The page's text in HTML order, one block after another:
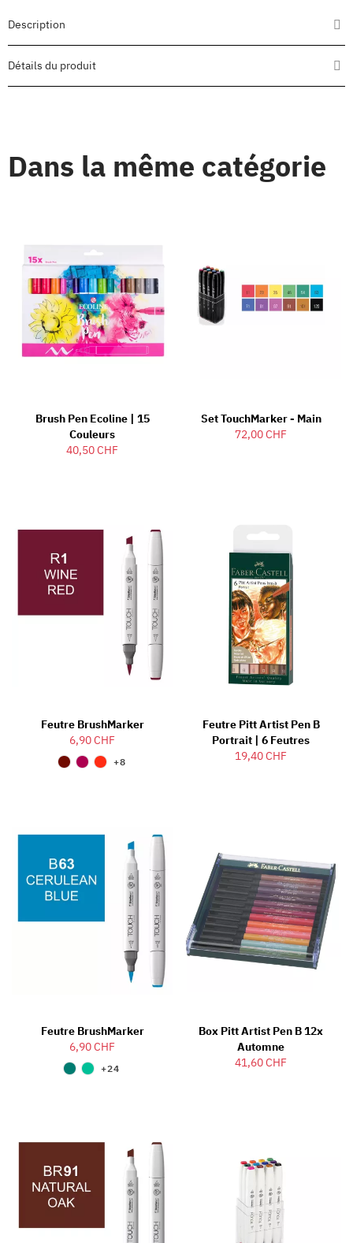
Description
Détails du produit
Dans la même catégorie
Brush Pen Ecoline | 15
Couleurs
40,50 CHF
Set TouchMarker - Main
72,00 CHF
Feutre BrushMarker
6,90 CHF
+8
Feutre Pitt Artist Pen B
Portrait | 6 Feutres
19,40 CHF
Feutre BrushMarker
6,90 CHF
+24
Box Pitt Artist Pen B 12x
Automne
41,60 CHF